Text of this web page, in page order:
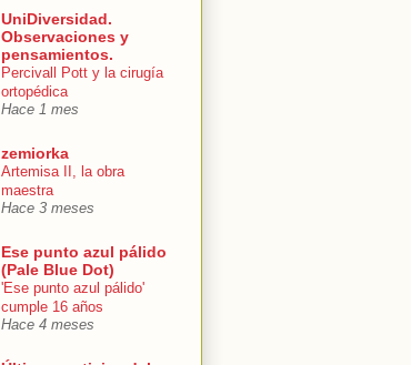
UniDiversidad.
Observaciones y
pensamientos.
Percivall Pott y la cirugía
ortopédica
Hace 1 mes
zemiorka
Artemisa II, la obra
maestra
Hace 3 meses
Ese punto azul pálido
(Pale Blue Dot)
'Ese punto azul pálido'
cumple 16 años
Hace 4 meses